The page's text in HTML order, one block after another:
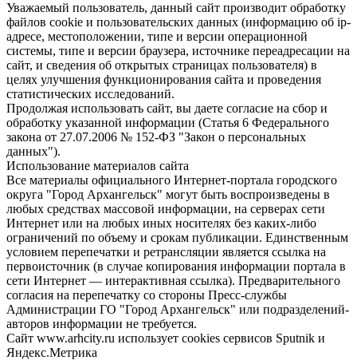
Уважаемый пользователь, данный сайт производит обработку
файлов cookie и пользовательских данных (информацию об ip-
адресе, местоположении, типе и версии операционной
системы, типе и версии браузера, источнике переадресации на
сайт, и сведения об открытых страницах пользователя) в
целях улучшения функционирования сайта и проведения
статистических исследований.
Продолжая использовать сайт, вы даете согласие на сбор и
обработку указанной информации (Статья 6 Федерального
закона от 27.07.2006 № 152-ФЗ "Закон о персональных
данных").
Использование материалов сайта
Все материалы официального Интернет-портала городского
округа "Город Архангельск" могут быть воспроизведены в
любых средствах массовой информации, на серверах сети
Интернет или на любых иных носителях без каких-либо
ограничений по объему и срокам публикации. Единственным
условием перепечатки и ретрансляции является ссылка на
первоисточник (в случае копирования информации портала в
сети Интернет — интерактивная ссылка). Предварительного
согласия на перепечатку со стороны Пресс-службы
Администрации ГО "Город Архангельск" или подразделений-
авторов информации не требуется.
Сайт www.arhcity.ru использует cookies сервисов Sputnik и
Яндекс.Метрика